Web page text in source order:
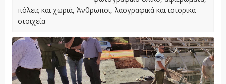
πόλεις και χωριά, Άνθρωποι, λαογραφικά και ιστορικά
στοιχεία